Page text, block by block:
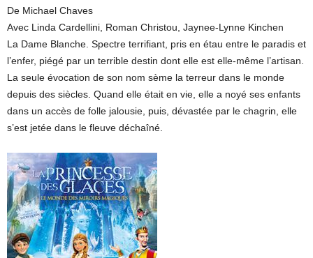
De Michael Chaves
Avec Linda Cardellini, Roman Christou, Jaynee-Lynne Kinchen
La Dame Blanche. Spectre terrifiant, pris en étau entre le paradis et
l’enfer, piégé par un terrible destin dont elle est elle-même l’artisan.
La seule évocation de son nom sème la terreur dans le monde
depuis des siècles. Quand elle était en vie, elle a noyé ses enfants
dans un accès de folle jalousie, puis, dévastée par le chagrin, elle
s’est jetée dans le fleuve déchaîné.